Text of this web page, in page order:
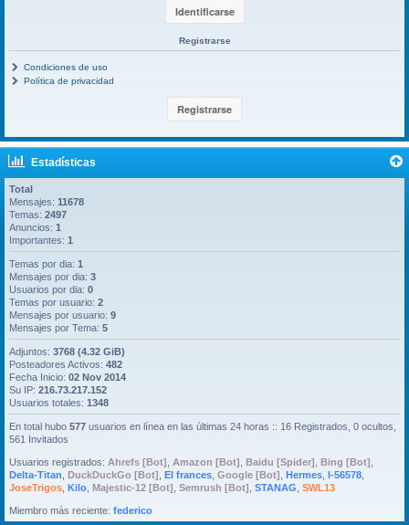
Registrarse
Condiciones de uso
Política de privacidad
Estadísticas
Total
Mensajes: 11678
Temas: 2497
Anuncios: 1
Importantes: 1
Temas por dia: 1
Mensajes por dia: 3
Usuarios por dia: 0
Temas por usuario: 2
Mensajes por usuario: 9
Mensajes por Tema: 5
Adjuntos: 3768 (4.32 GiB)
Posteadores Activos: 482
Fecha Inicio: 02 Nov 2014
Su IP: 216.73.217.152
Usuarios totales: 1348
En total hubo 577 usuarios en línea en las últimas 24 horas :: 16 Registrados, 0 ocultos,
561 Invitados
Usuarios registrados: Ahrefs [Bot] Amazon [Bot] Baidu [Spider] Bing [Bot]
Delta-Titan DuckDuckGo [Bot] El frances Google [Bot] Hermes I-56578
JoseTrigos Kilo Majestic-12 [Bot] Semrush [Bot] STANAG SWL13
Miembro más reciente: federico